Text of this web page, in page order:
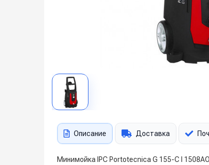
Описание Доставка
Минимойка IPC Portotecnica G 155-C I